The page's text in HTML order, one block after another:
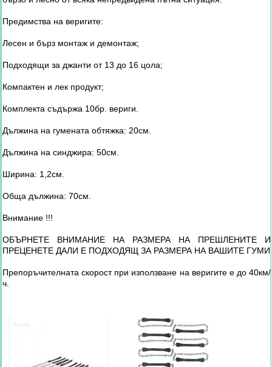
Предимства на веригите:
Лесен и бърз монтаж и демонтаж;
Подходящи за джанти от 13 до 16 цола;
Компактен и лек продукт;
Комплекта съдържа 10бр. вериги.
Дължина на гумената обтяжка: 20см.
Дължина на синджира: 50см.
Ширина: 1,2см.
Обща дължина: 70см.
Внимание !!!
ОБЪРНЕТЕ ВНИМАНИЕ НА РАЗМЕРА НА ПРЕШЛЕНИТЕ И
ПРЕЦЕНЕТЕ ДАЛИ Е ПОДХОДЯЩ ЗА РАЗМЕРА НА ВАШИТЕ ГУМИ
Препоръчителната скорост при използване на веригите е до 40км/
ч.